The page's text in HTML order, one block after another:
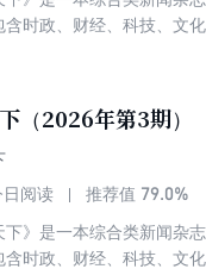
含时政、财经、科技、文
（2026年第3期）
日阅读 推荐值 79.0%
下》是一本综合类新闻杂
含时政、财经、科技、文